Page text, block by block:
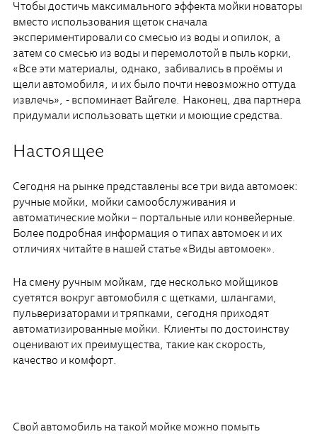
Чтобы достичь максимального эффекта мойки новаторы
вместо использования щеток сначала
экспериментировали со смесью из воды и опилок, а
затем со смесью из воды и перемолотой в пыль корки,
«Все эти материалы, однако, забивались в проёмы и
щели автомобиля, и их было почти невозможно оттуда
извлечь», - вспоминает Вайгеле. Наконец, два партнера
придумали использовать щетки и моющие средства.
Настоящее
Сегодня на рынке представлены все три вида автомоек:
ручные мойки, мойки самообслуживания и
автоматические мойки – портальные или конвейерные.
Более подробная информация о типах автомоек и их
отличиях читайте в нашей статье «Виды автомоек».
На смену ручным мойкам, где несколько мойщиков
суетятся вокруг автомобиля с щетками, шлангами,
пульверизаторами и тряпками, сегодня приходят
автоматизированные мойки. Клиенты по достоинству
оценивают их преимущества, такие как скорость,
качество и комфорт.
Свой автомобиль на такой мойке можно помыть